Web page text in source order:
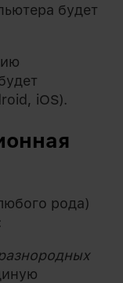
будет
iOS).
рода)